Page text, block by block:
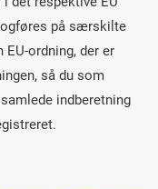
på særskilte
EU-ordning, der er
så du som
indberetning